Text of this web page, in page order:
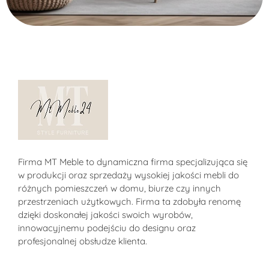
Firma MT Meble to dynamiczna firma specjalizująca się
w produkcji oraz sprzedaży wysokiej jakości mebli do
różnych pomieszczeń w domu, biurze czy innych
przestrzeniach użytkowych. Firma ta zdobyła renomę
dzięki doskonałej jakości swoich wyrobów,
innowacyjnemu podejściu do designu oraz
profesjonalnej obsłudze klienta.